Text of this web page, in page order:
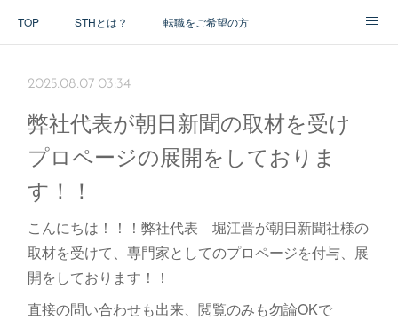
TOP STHとは？ 転職をご希望の方
2025.08.07 03:34
弊社代表が朝日新聞の取材を受け
プロページの展開をしておりま
す！！
こんにちは！！！弊社代表 堀江晋が朝日新聞社様の
取材を受けて、専門家としてのプロページを付与、展
開をしております！！
直接の問い合わせも出来、閲覧のみも勿論OKで